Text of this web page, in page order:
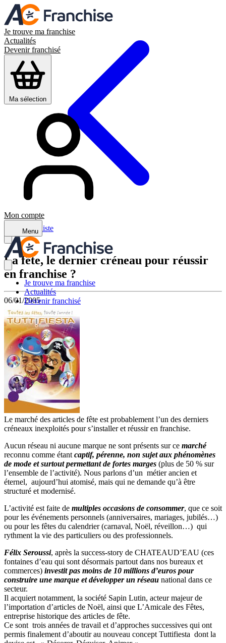
Je trouve ma franchise
Actualités
Devenir franchisé
Ma sélection
Mon compte
Menu
Je trouve ma franchise
Actualités
Devenir franchisé
Retour à la liste
La fête, le dernier créneau pour réussir
en franchise ?
06/01/2005
Le marché des articles de fête est probablement l’un des derniers
créneaux inexploités pour s’installer et réussir en franchise.
Aucun réseau ni aucune marque ne sont présents sur ce marché
reconnu comme étant captif, pérenne, non sujet aux phénomènes
de mode et surtout permettant de fortes marges (plus de 50 % sur
l’ensemble de l’activité). Nous parlons d’un métier ancien et
éternel, aujourd’hui atomisé, mais qui ne demande qu’à être
structuré et modernisé.
L’activité est faite de multiples occasions de consommer, que ce soit
pour les événements personnels (anniversaires, mariages, jubilés…)
ou pour les fêtes du calendrier (carnaval, Noël, réveillon…) qui
rythment la vie des particuliers ou des professionnels.
Félix Seroussi, après la success-story de CHATEAUD’EAU (ces
fontaines d’eau qui sont désormais partout dans nos bureaux et
commerces) investit pas moins de 10 millions d’euros pour
construire une marque et développer un réseau national dans ce
secteur.
Il acquiert notamment, la société Sapin Lutin, acteur majeur de
l’importation d’articles de Noël, ainsi que L’Amicale des Fêtes,
entreprise historique des articles de fête.
Ce sont trois années de travail et d’approches successives qui ont
permis finalement d’aboutir au nouveau concept Tuttifiesta dont la